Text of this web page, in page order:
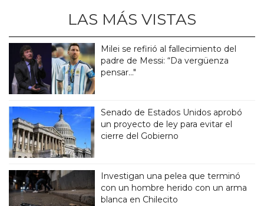
LAS MÁS VISTAS
Milei se refirió al fallecimiento del
padre de Messi: “Da vergüenza
pensar..."
Senado de Estados Unidos aprobó
un proyecto de ley para evitar el
cierre del Gobierno
Investigan una pelea que terminó
con un hombre herido con un arma
blanca en Chilecito